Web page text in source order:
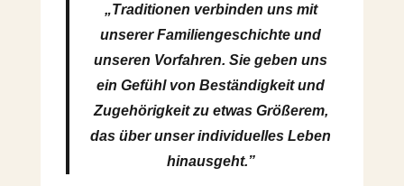
„Traditionen verbinden uns mit
unserer Familiengeschichte und
unseren Vorfahren. Sie geben uns
ein Gefühl von Beständigkeit und
Zugehörigkeit zu etwas Größerem,
das über unser individuelles Leben
hinausgeht.”